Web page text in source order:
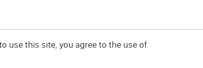
use this site, you agree to the use of